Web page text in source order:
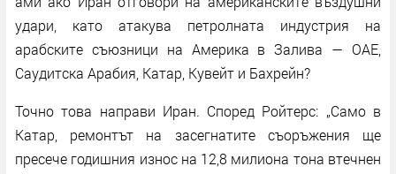
удари, като атакува петролната индустрия на
арабските съюзници на Америка в Залива — ОАЕ,
Саудитска Арабия, Катар, Кувейт и Бахрейн?
Точно това направи Иран. Според Ройтерс: „Само в
Катар, ремонтът на засегнатите съоръжения ще
пресече годишния износ на 12,8 милиона тона втечнен